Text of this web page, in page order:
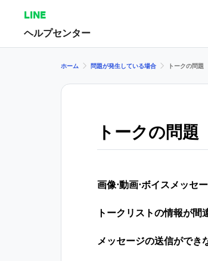
LINE
ヘルプセンター
ホーム 問題が発生している場合 トークの問題
トークの問題
画像⋅動画⋅ボイスメッセ
トークリストの情報が間
メッセージの送信ができ